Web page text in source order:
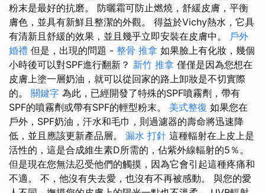
粉末是最好的抗磨。 防曬霜可防止燃燒，舒緩皮膚，平衡
膚色，並具有新鮮且整潔的外觀。 得益於Vichy熱水，它具
有清新且舒緩的效果，並且幾乎立即安裝在皮膚中。 戶外
婚禮 但是，出現的問題 - 整骨 推拿 如果臉上有化妝，幾個
小時後可以對SPF進行翻新？ 新竹 推拿 僅僅是因為您想在
皮膚上塗一層奶油，就可以從回家的路上卸妝是不切實際
的。 關鍵字 為此，已經開發了特殊的SPF噴霧劑，帶有
SPF的噴霧劑或帶有SPF的輕型粉末。 美式整復 如果您在
戶外，SPF奶油，汗水和毛巾，則過濾器的壽命將迅速降
低，並且應該更新產品層。 漏水 打針 這種輻射在上皮上是
活性的，這是合成維生素D所需的，佔紫外線輻射的5％。
但是現在您無法忍受他們的觸摸，因為它會引起這種疼痛和
不適。 不，他沒有失去愛，也沒有不再被感動。 與您的愛